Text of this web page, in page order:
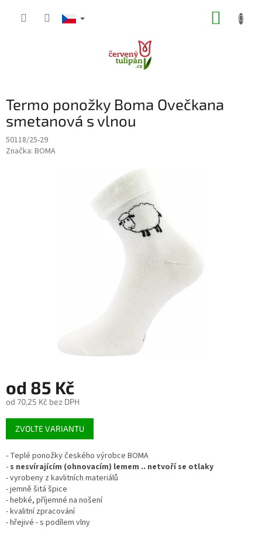
Termo ponožky Boma Ovečkana
smetanová s vlnou
50118/25-29
Značka: BOMA
od 85 Kč
od 70,25 Kč bez DPH
Měrná
cena:
ZVOLTE VARIANTU
- Teplé ponožky českého výrobce BOMA
- s nesvírajícím (ohnovacím) lemem .. netvoří se otlaky
- vyrobeny z kavlitních materiálů
- jemně šitá špice
- hebké, příjemné na nošení
- kvalitní zpracování
- hřejivé - s podílem vlny